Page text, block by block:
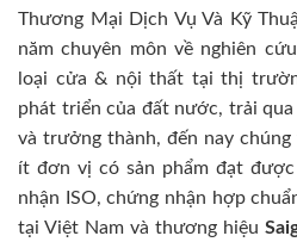
Thương Mại Dịch Vụ Và Kỹ
năm chuyên môn về nghiên
loại cửa & nội thất tại thị
phát triển của đất nước, trải
và trưởng thành, đến nay
ít đơn vị có sản phẩm đạt
nhận ISO, chứng nhận hợp
tại Việt Nam và thương hiệu